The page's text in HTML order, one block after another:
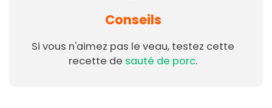
Conseils
Si vous n'aimez pas le veau, testez cette
recette de sauté de porc.